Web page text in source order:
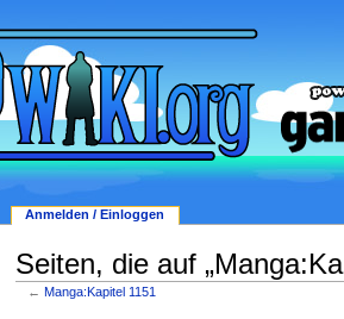
Seiten, die auf
← Manga:Kapitel 1151
Anmelden / Einloggen